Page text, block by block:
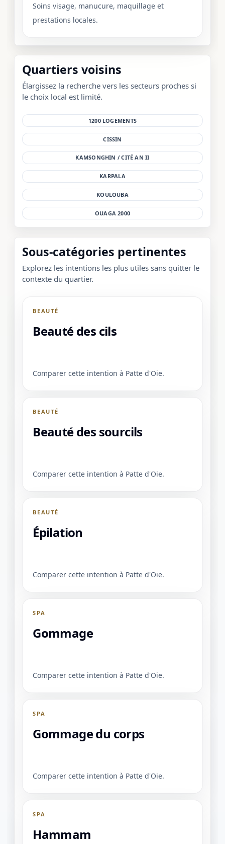
Soins visage, manucure, maquillage et
prestations locales.
Quartiers voisins
Élargissez la recherche vers les secteurs proches si
le choix local est limité.
1200 LOGEMENTS
CISSIN
KAMSONGHIN / CITÉ AN II
KARPALA
KOULOUBA
OUAGA 2000
Sous-catégories pertinentes
Explorez les intentions les plus utiles sans quitter le
contexte du quartier.
BEAUTÉ
Beauté des cils
Comparer cette intention à Patte d'Oie.
BEAUTÉ
Beauté des sourcils
Comparer cette intention à Patte d'Oie.
BEAUTÉ
Épilation
Comparer cette intention à Patte d'Oie.
SPA
Gommage
Comparer cette intention à Patte d'Oie.
SPA
Gommage du corps
Comparer cette intention à Patte d'Oie.
SPA
Hammam
✕